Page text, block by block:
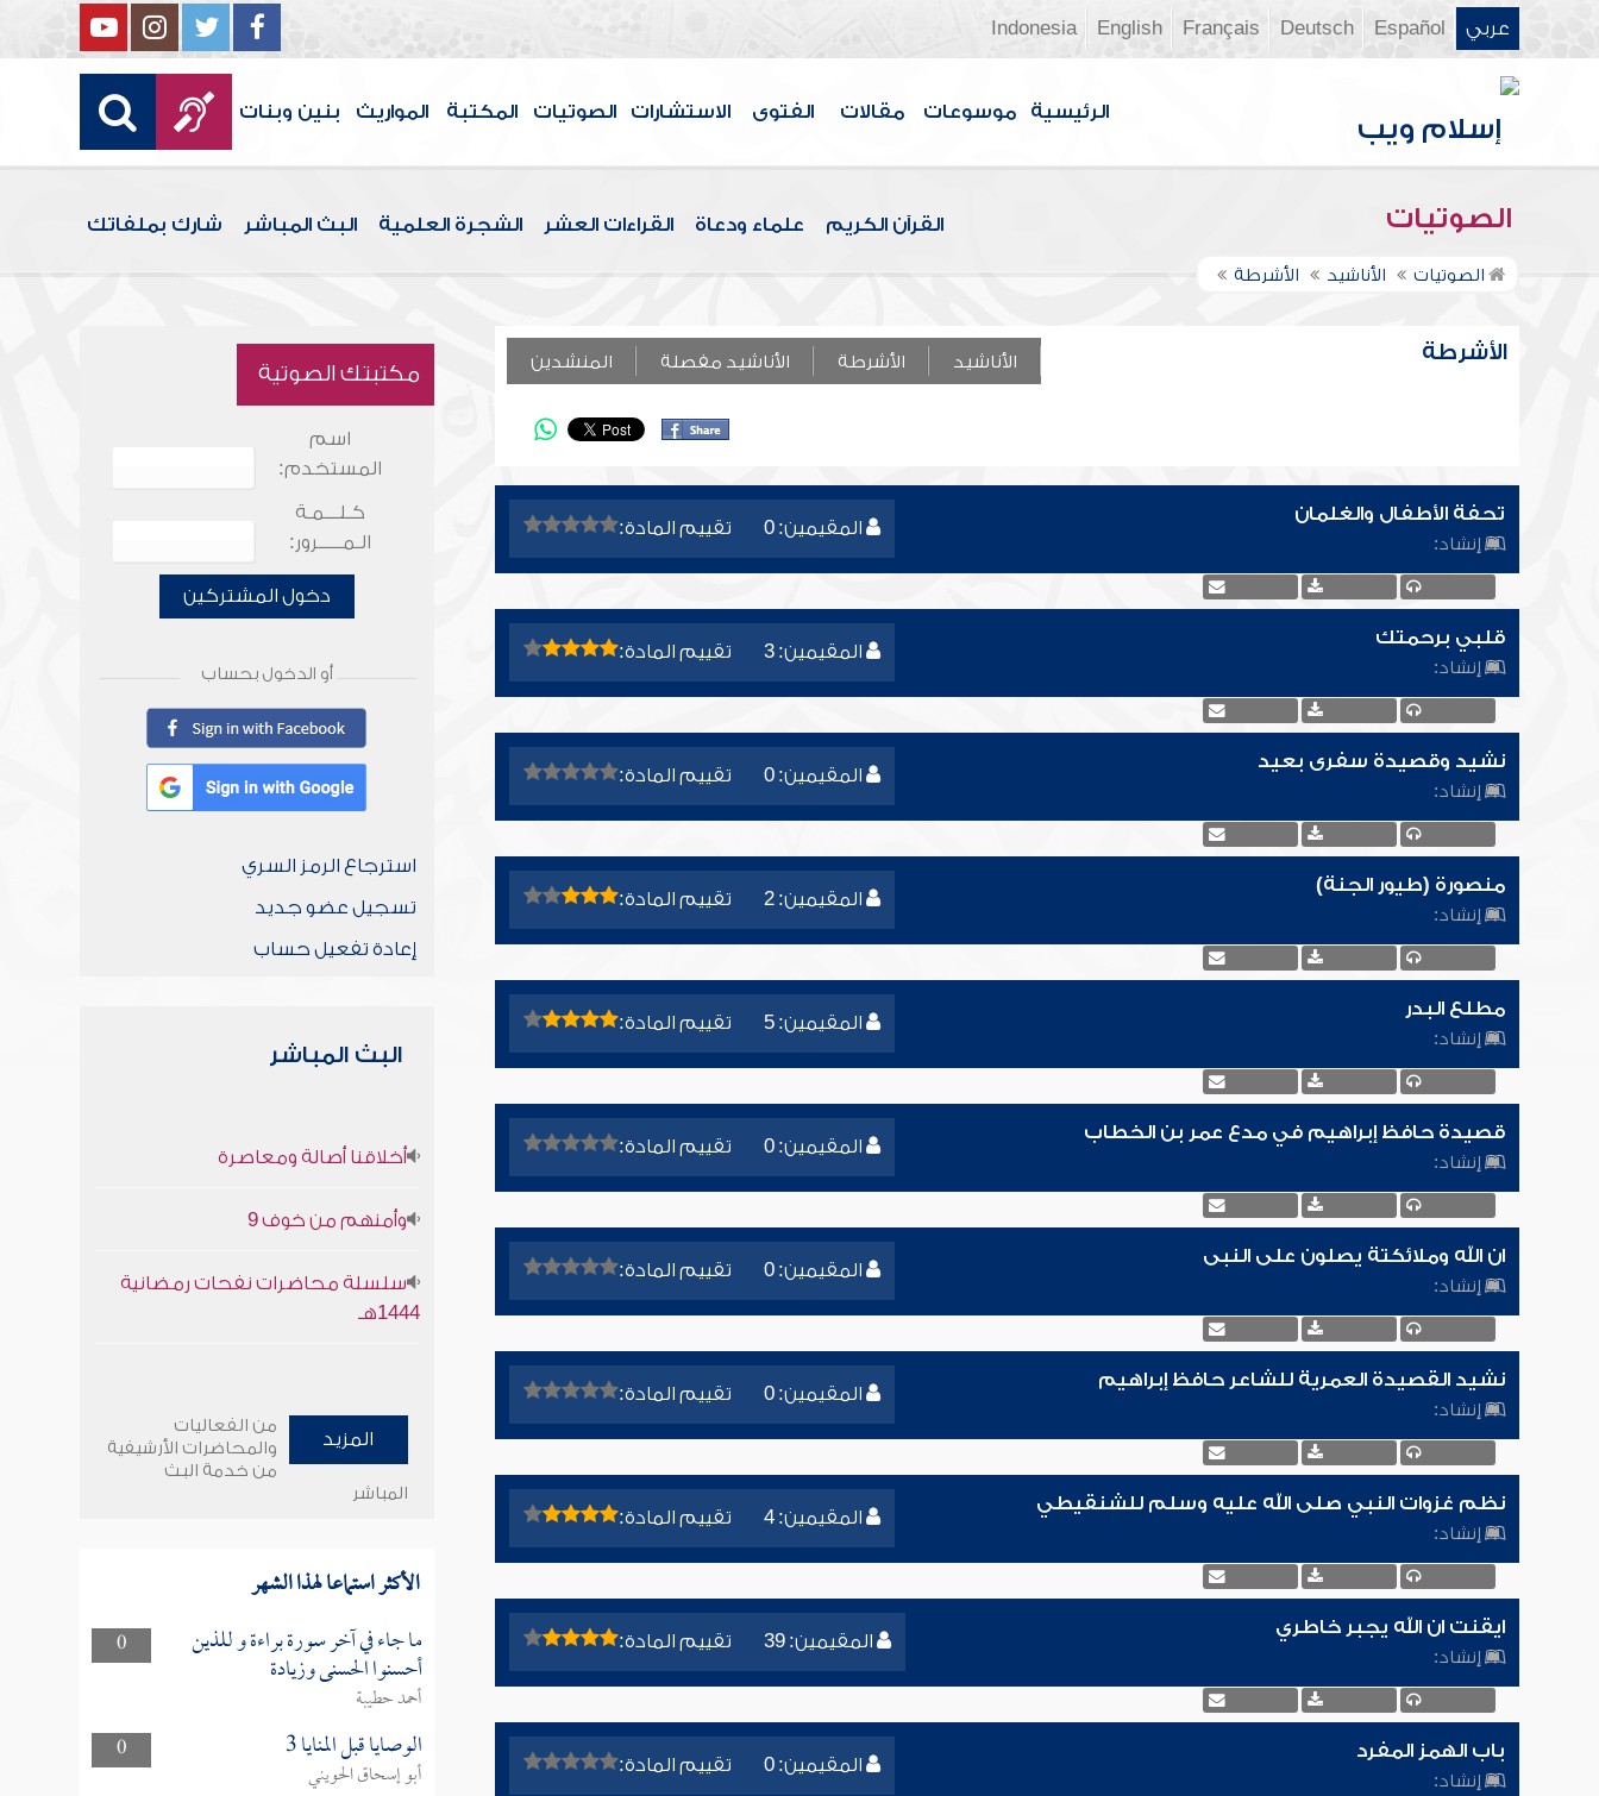
عربي Español
Deutsch
Français
English
Indonesia
الرئيسية موسوعات مقالات الفتوى الاستشارات الصوتيات المكتبة المواريث بنين وبنات
الصوتيات القرآن الكريم علماء ودعاة القراءات العشر الشجرة العلمية البث المباشر شارك بملفاتك
الصوتيات الأناشيد الأشرطة
الأشرطة الأناشيد الأشرطة الأناشيد مفصلة المنشدين
المقيمين: 0 تقييم المادة:
تحفة الأطفال والغلمان
إنشاد:
المقيمين: 3 تقييم المادة:
قلبي برحمتك
إنشاد:
المقيمين: 0 تقييم المادة:
نشيد وقصيدة سفرى بعيد
إنشاد:
المقيمين: 2 تقييم المادة:
منصورة (طيور الجنة)
إنشاد:
المقيمين: 5 تقييم المادة:
مطلع البدر
إنشاد:
المقيمين: 0 تقييم المادة:
قصيدة حافظ إبراهيم في مدع عمر بن الخطاب
إنشاد:
المقيمين: 0 تقييم المادة:
ان الله وملائكتة يصلون على النبى
إنشاد:
المقيمين: 0 تقييم المادة:
نشيد القصيدة العمرية للشاعر حافظ إبراهيم
إنشاد:
المقيمين: 4 تقييم المادة:
نظم غزوات النبي صلى الله عليه وسلم للشنقيطي
إنشاد:
المقيمين: 39 تقييم المادة:
ايقنت ان الله يجبر خاطري
إنشاد:
المقيمين: 0 تقييم المادة:
باب الهمز المفرد
إنشاد:
مكتبتك الصوتية
اسم
المستخدم:
كـلـــمـة
الـمـــــرور:
دخول المشتركين
أو الدخول بحساب
استرجاع الرمز السري
تسجيل عضو جديد
إعادة تفعيل حساب
البث المباشر
أخلاقنا أصالة ومعاصرة
وأمنهم من خوف 9
سلسلة محاضرات نفحات رمضانية
1444هـ
المزيد
من الفعاليات
والمحاضرات الأرشيفية
من خدمة البث
المباشر
الأكثر استماعا لهذا الشهر
0 ما جاء في آخر سورة براءة و للذين
أحسنوا الحسنى وزيادة
أحمد حطيبة
0
الوصايا قبل المنايا 3
أبو إسحاق الحويني